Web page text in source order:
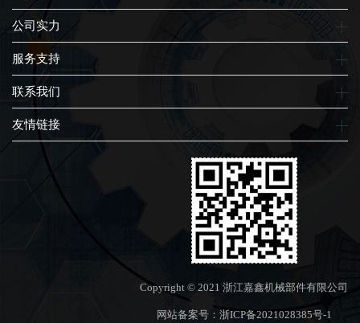
公司实力
服务支持
联系我们
友情链接
Copyright © 2021 浙江嘉鑫机械部件有限公司
网站备案号： 浙ICP备2021028385号-1